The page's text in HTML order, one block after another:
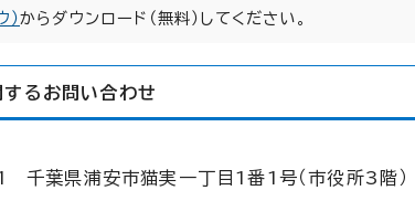
）からダウンロード（無料）してください。
する お問い合わせ
葉県浦安市猫実一丁目1番1号（市役所3階）